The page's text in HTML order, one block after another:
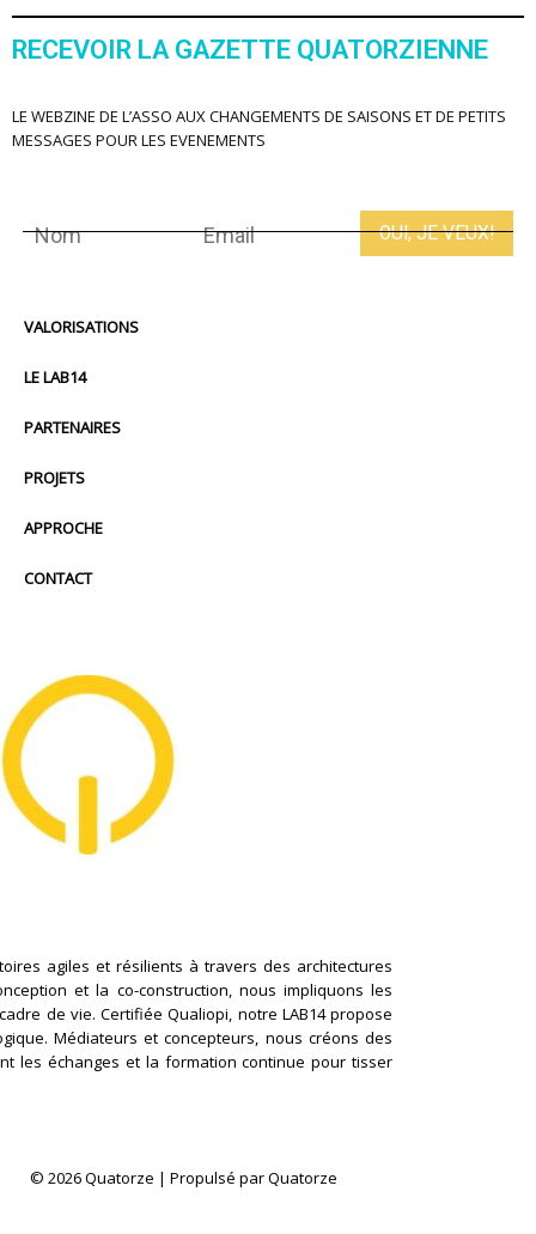
RECEVOIR LA GAZETTE QUATORZIENNE
LE WEBZINE DE L’ASSO AUX CHANGEMENTS DE SAISONS ET DE PETITS
MESSAGES POUR LES EVENEMENTS
VALORISATIONS
LE LAB14
PARTENAIRES
PROJETS
APPROCHE
CONTACT
agiles et résilients à travers des architectures
et la co-construction, nous impliquons les
de vie. Certifiée Qualiopi, notre LAB14 propose
Médiateurs et concepteurs, nous créons des
les échanges et la formation continue pour tisser
© 2026 Quatorze | Propulsé par Quatorze